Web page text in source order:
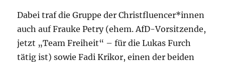
Dabei traf die Gruppe der Christfluencer*innen
auch auf Frauke Petry (ehem. AfD-Vorsitzende,
jetzt „Team Freiheit“ – für die Lukas Furch
tätig ist) sowie Fadi Krikor, einen der beiden